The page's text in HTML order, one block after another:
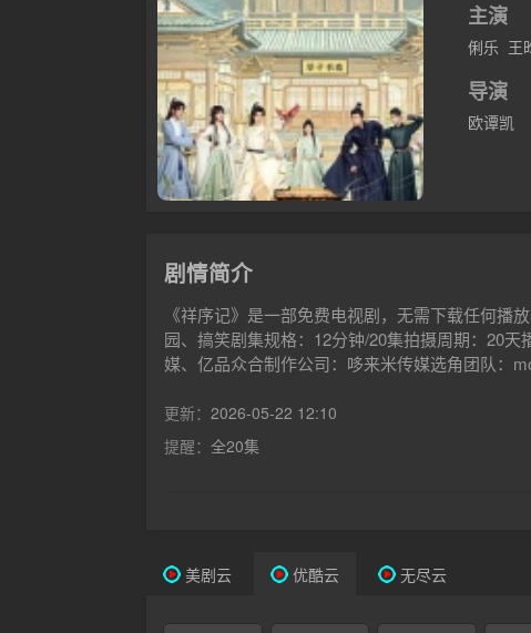
主演
俐乐 王
导演
欧谭凯
剧情简介
《祥序记》是一部免费电视剧，无需下载任何播
园、搞笑剧集规格：12分钟/20集拍摄周期：20
媒、亿品众合制作公司：哆来米传媒选角团队：
更新： 2026-05-22 12:10
提醒： 全20集
美剧云 优酷云 无尽云